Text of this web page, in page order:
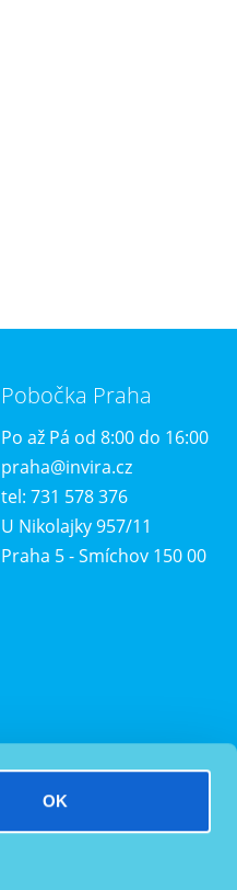
OK
Pobočka Praha
Po až Pá od 8:00 do 16:00
praha@invira.cz
tel: 731 578 376
U Nikolajky 957/11
Praha 5 - Smíchov 150 00